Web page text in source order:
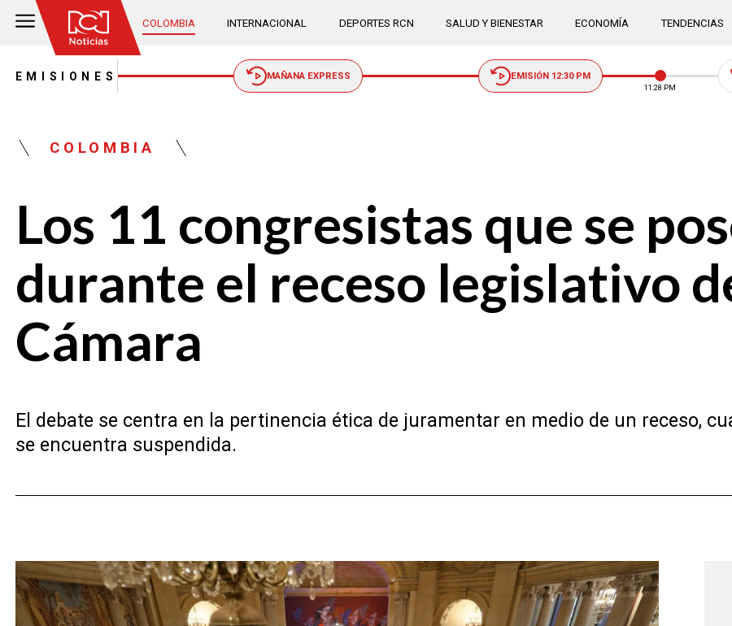
COLOMBIA INTERNACIONAL DEPORTES RCN SALUD Y BIENESTAR ECONOMÍA TENDENCIAS
EMISIONES MAÑANA EXPRESS EMISIÓN 12:30 PM
11:28 PM
COLOMBIA
Los 11 congresistas que se
durante el receso legislativo
Cámara
El debate se centra en la pertinencia ética de juramentar en medio de un receso,
se encuentra suspendida.